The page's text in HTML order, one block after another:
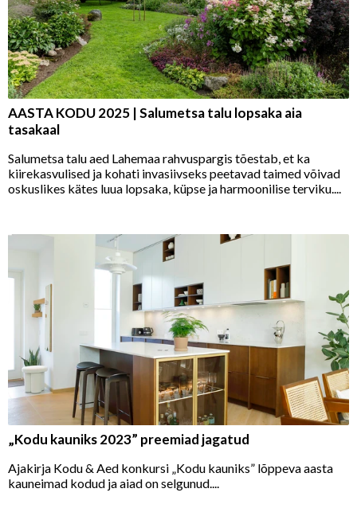
AASTA KODU 2025 | Salumetsa talu lopsaka aia
tasakaal
Salumetsa talu aed Lahemaa rahvuspargis tõestab, et ka
kiirekasvulised ja kohati invasiivseks peetavad taimed võivad
oskuslikes kätes luua lopsaka, küpse ja harmoonilise terviku....
„Kodu kauniks 2023” preemiad jagatud
Ajakirja Kodu & Aed konkursi „Kodu kauniks” lõppeva aasta
kauneimad kodud ja aiad on selgunud....